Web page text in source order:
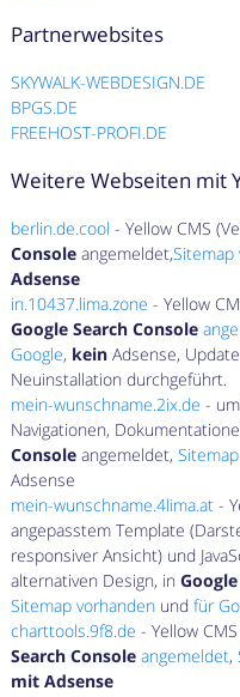
Partnerwebsites
SKYWALK-WEBDESIGN.DE
BPGS.DE
FREEHOST-PROFI.DE
Weitere Webseiten mit
berlin.de.cool - Yellow CMS
Console angemeldet,Sitemap
Adsense
in.10437.lima.zone - Yellow
Google Search Console
Google, kein Adsense,
Neuinstallation durchgeführt.
mein-wunschname.2ix.de -
Navigationen,
Console angemeldet,
Adsense
mein-wunschname.4lima.at -
angepasstem Template
responsiver Ansicht) und
alternativen Design, in
Sitemap vorhanden undfür
charttools.9f8.de - Yellow
Search Console angemeldet,
mit Adsense